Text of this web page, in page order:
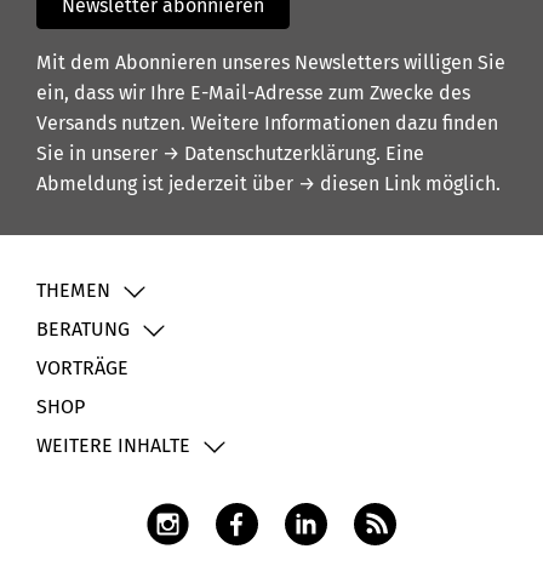
Newsletter abonnieren
Mit dem Abonnieren unseres Newsletters willigen Sie
ein, dass wir Ihre E-Mail-Adresse zum Zwecke des
Versands nutzen. Weitere Informationen dazu finden
Sie in unserer → Datenschutzerklärung. Eine
Abmeldung ist jederzeit über → diesen Link möglich.
THEMEN
BERATUNG
VORTRÄGE
SHOP
WEITERE INHALTE